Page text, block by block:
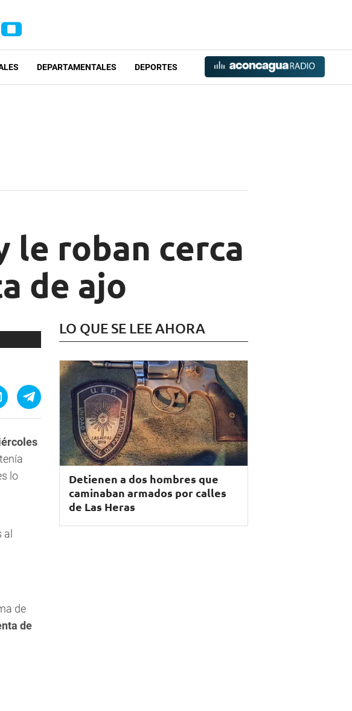
DEPARTAMENTALES DEPORTES
le roban cerca
de ajo
lo
de
de
LO QUE SE LEE AHORA
Detienen a dos hombres que
caminaban armados por calles
de Las Heras